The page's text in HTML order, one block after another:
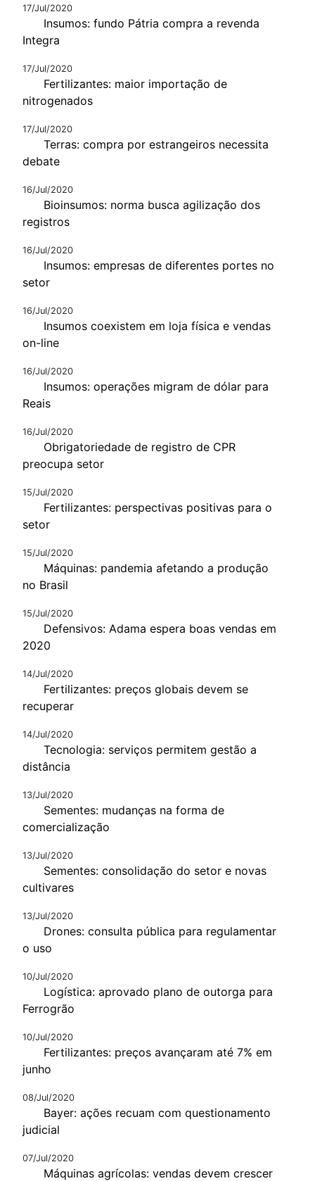
17/Jul/2020
Insumos: fundo Pátria compra a revenda
Integra
17/Jul/2020
Fertilizantes: maior importação de
nitrogenados
17/Jul/2020
Terras: compra por estrangeiros necessita
debate
16/Jul/2020
Bioinsumos: norma busca agilização dos
registros
16/Jul/2020
Insumos: empresas de diferentes portes no
setor
16/Jul/2020
Insumos coexistem em loja física e vendas
on-line
16/Jul/2020
Insumos: operações migram de dólar para
Reais
16/Jul/2020
Obrigatoriedade de registro de CPR
preocupa setor
15/Jul/2020
Fertilizantes: perspectivas positivas para o
setor
15/Jul/2020
Máquinas: pandemia afetando a produção
no Brasil
15/Jul/2020
Defensivos: Adama espera boas vendas em
2020
14/Jul/2020
Fertilizantes: preços globais devem se
recuperar
14/Jul/2020
Tecnologia: serviços permitem gestão a
distância
13/Jul/2020
Sementes: mudanças na forma de
comercialização
13/Jul/2020
Sementes: consolidação do setor e novas
cultivares
13/Jul/2020
Drones: consulta pública para regulamentar
o uso
10/Jul/2020
Logística: aprovado plano de outorga para
Ferrogrão
10/Jul/2020
Fertilizantes: preços avançaram até 7% em
junho
08/Jul/2020
Bayer: ações recuam com questionamento
judicial
07/Jul/2020
Máquinas agrícolas: vendas devem crescer